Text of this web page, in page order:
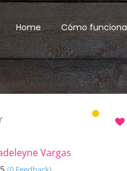
Home Cómo funciona
Vargas